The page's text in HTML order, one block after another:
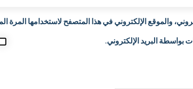
والموقع الإلكتروني في هذا المتصفح لاستخدامها المرة
بواسطة البريد الإلكتروني.